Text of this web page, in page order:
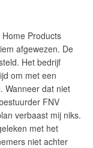
Products
afgewezen. De
Het bedrijf
om met een
Wanneer dat niet
FNV
verbaast mij niks.
met het
niet achter